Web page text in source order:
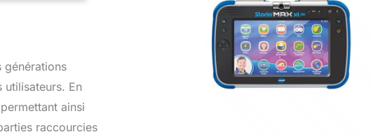
générations
utilisateurs. En
ainsi
raccourcies